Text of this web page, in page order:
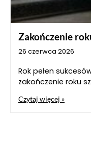
Zakończenie
26 czerwca 2026
Rok pełen
zakończenie roku
Czytaj więcej »